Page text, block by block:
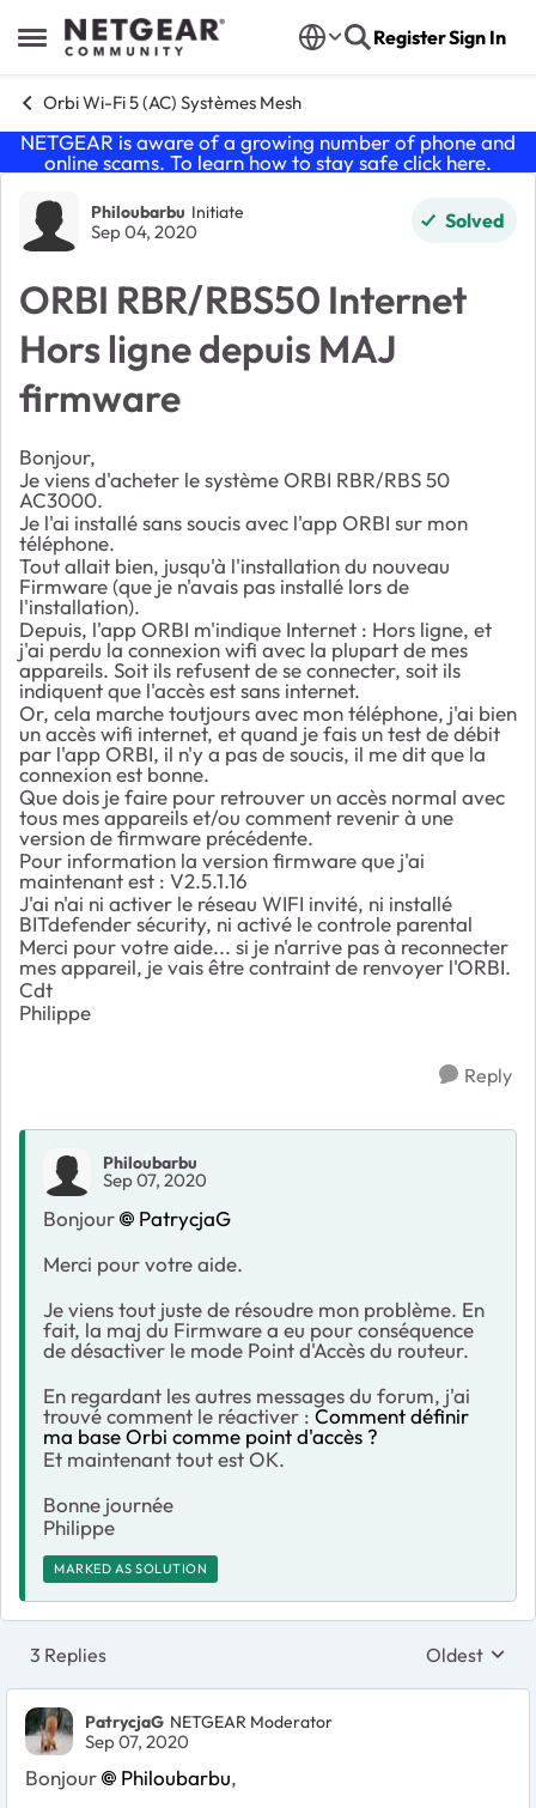
Open Side Menu
Skip to content RegisterSign In
Orbi Wi-Fi 5 (AC) Systèmes Mesh
NETGEAR is aware of a growing number of phone and
online scams. To learn how to stay safe click here.
Forum Discussion
Philoubarbu Initiate
Sep 04, 2020 Solved
ORBI RBR/RBS50 Internet
Hors ligne depuis MAJ
firmware
Bonjour,
Je viens d'acheter le système ORBI RBR/RBS 50
AC3000.
Je l'ai installé sans soucis avec l'app ORBI sur mon
téléphone.
Tout allait bien, jusqu'à l'installation du nouveau
Firmware (que je n'avais pas installé lors de
l'installation).
Depuis, l'app ORBI m'indique Internet : Hors ligne, et
j'ai perdu la connexion wifi avec la plupart de mes
appareils. Soit ils refusent de se connecter, soit ils
indiquent que l'accès est sans internet.
Or, cela marche toutjours avec mon téléphone, j'ai bien
un accès wifi internet, et quand je fais un test de débit
par l'app ORBI, il n'y a pas de soucis, il me dit que la
connexion est bonne.
Que dois je faire pour retrouver un accès normal avec
tous mes appareils et/ou comment revenir à une
version de firmware précédente.
Pour information la version firmware que j'ai
maintenant est : V2.5.1.16
J'ai n'ai ni activer le réseau WIFI invité, ni installé
BITdefender sécurity, ni activé le controle parental
Merci pour votre aide... si je n'arrive pas à reconnecter
mes appareil, je vais être contraint de renvoyer l'ORBI.
Cdt
Philippe
Reply
Philoubarbu
Sep 07, 2020
Bonjour
PatrycjaG
Merci pour votre aide.
Je viens tout juste de résoudre mon problème. En
fait, la maj du Firmware a eu pour conséquence
de désactiver le mode Point d'Accès du routeur.
En regardant les autres messages du forum, j'ai
trouvé comment le réactiver : Comment définir
ma base Orbi comme point d'accès ?
Et maintenant tout est OK.
Bonne journée
Philippe
MARKED AS SOLUTION
3 Replies Replies
Oldest
PatrycjaG NETGEAR Moderator
Sep 07, 2020
Bonjour Philoubarbu,